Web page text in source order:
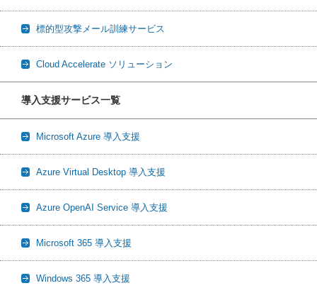
標的型攻撃メール訓練サービス
Cloud Accelerate ソリューション
導入支援サービス一覧
Microsoft Azure 導入支援
Azure Virtual Desktop 導入支援
Azure OpenAI Service 導入支援
Microsoft 365 導入支援
Windows 365 導入支援